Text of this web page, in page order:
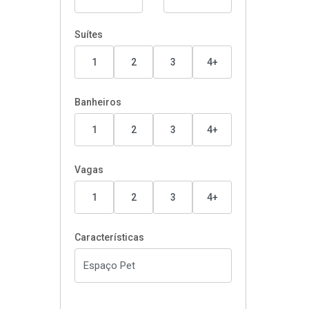
Suítes
1 2 3 4+
Banheiros
1 2 3 4+
Vagas
1 2 3 4+
Características